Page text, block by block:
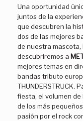
Una oportunidad
juntos de la
que descubren la
dos de las mejores
de nuestra mascota,
descubriremos a
mejores temas en
bandas tributo
THUNDERSTRUCK.
fiesta, el volumen
de los más
pasión por el rock